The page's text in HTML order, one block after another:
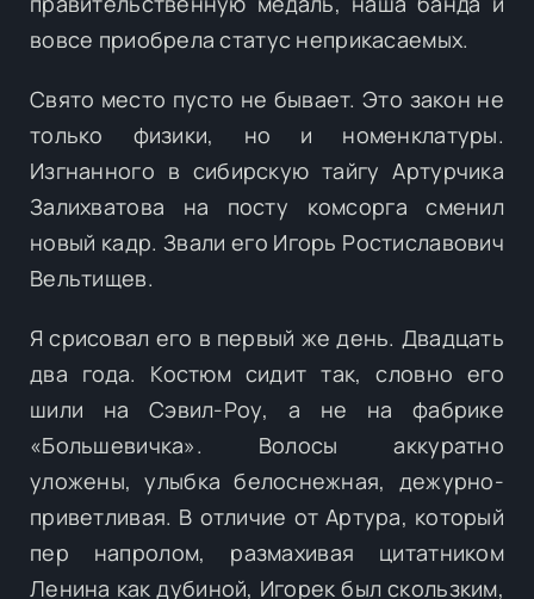
вовсе приобрела статус неприкасаемых.
Свято место пусто не бывает. Это закон не
только физики, но и номенклатуры.
Изгнанного в сибирскую тайгу Артурчика
Залихватова на посту комсорга сменил
новый кадр. Звали его Игорь Ростиславович
Вельтищев.
Я срисовал его в первый же день. Двадцать
два года. Костюм сидит так, словно его
шили на Сэвил-Роу, а не на фабрике
«Большевичка». Волосы аккуратно
уложены, улыбка белоснежная, дежурно-
приветливая. В отличие от Артура, который
пер напролом, размахивая цитатником
Ленина как дубиной, Игорек был скользким,